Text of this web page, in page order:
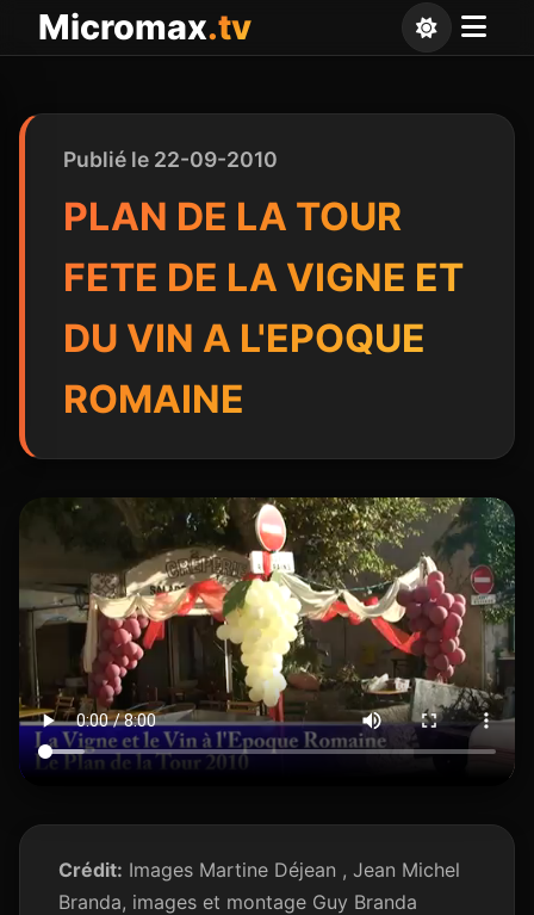
Micromax.tv
Publié le 22-09-2010
PLAN DE LA TOUR
FETE DE LA VIGNE ET
DU VIN A L'EPOQUE
ROMAINE
Crédit: Images Martine Déjean , Jean Michel
Branda, images et montage Guy Branda
Panneau de gestion des cookies